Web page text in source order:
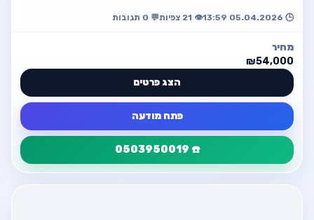
מרווח ומפנ…
🕒 05.04.2026 13:59 👁️ 21 צפיות 💬 0 תגובות
מחיר
₪54,000
הצג פרטים
פתח מודעה
☎️ 0503950019